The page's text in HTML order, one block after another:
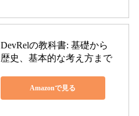
DevRelの教科書: 基礎から
歴史、基本的な考え方まで
Amazonで見る